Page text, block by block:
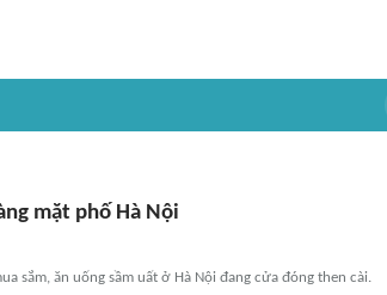
mặt phố Hà Nội
sắm, ăn uống sầm uất ở Hà Nội đang cửa đóng then cài.